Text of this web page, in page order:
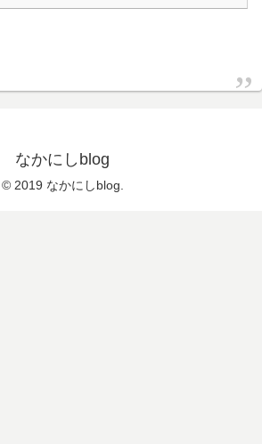
なかにしblog
© 2019 なかにしblog.